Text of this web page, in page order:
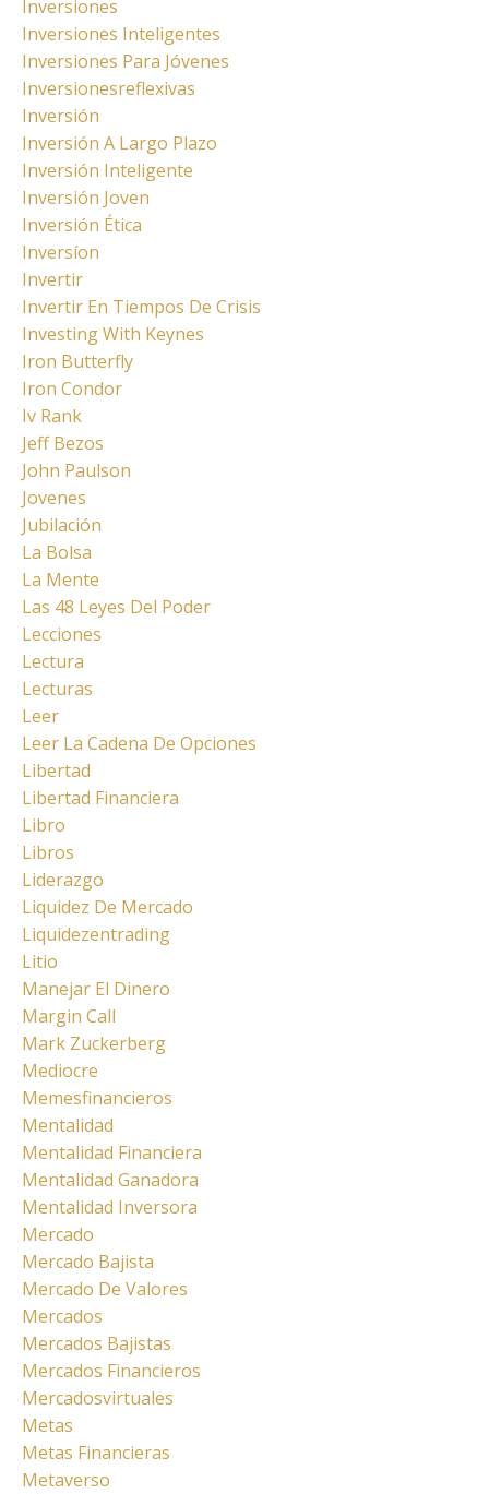
Inversiones
Inversiones Inteligentes
Inversiones Para Jóvenes
Inversionesreflexivas
Inversión
Inversión A Largo Plazo
Inversión Inteligente
Inversión Joven
Inversión Ética
Inversíon
Invertir
Invertir En Tiempos De Crisis
Investing With Keynes
Iron Butterfly
Iron Condor
Iv Rank
Jeff Bezos
John Paulson
Jovenes
Jubilación
La Bolsa
La Mente
Las 48 Leyes Del Poder
Lecciones
Lectura
Lecturas
Leer
Leer La Cadena De Opciones
Libertad
Libertad Financiera
Libro
Libros
Liderazgo
Liquidez De Mercado
Liquidezentrading
Litio
Manejar El Dinero
Margin Call
Mark Zuckerberg
Mediocre
Memesfinancieros
Mentalidad
Mentalidad Financiera
Mentalidad Ganadora
Mentalidad Inversora
Mercado
Mercado Bajista
Mercado De Valores
Mercados
Mercados Bajistas
Mercados Financieros
Mercadosvirtuales
Metas
Metas Financieras
Metaverso